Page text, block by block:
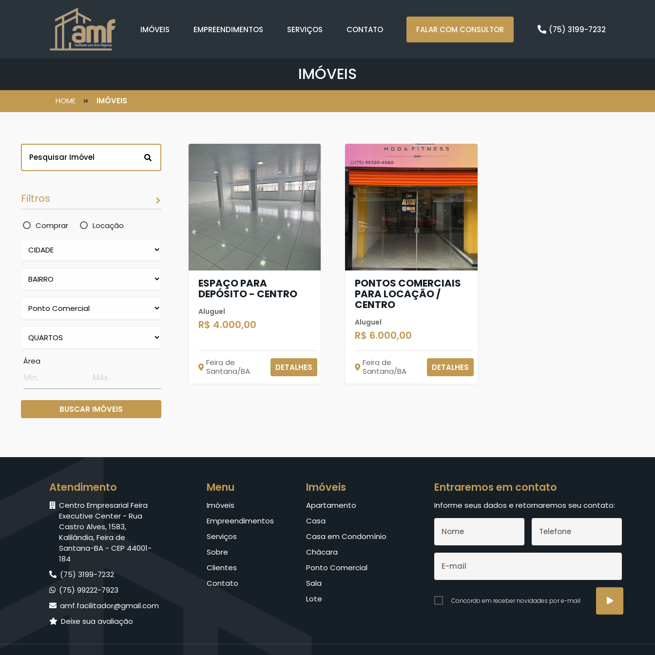
IMÓVEIS EMPREENDIMENTOS SERVIÇOS CONTATO FALAR COM CONSULTOR (75) 3199-7232
IMÓVEIS
HOME IMÓVEIS
Filtros
Comprar Locação
Área
BUSCAR IMÓVEIS
ESPAÇO PARA
DEPÓSITO - CENTRO
Aluguel
R$ 4.000,00
Feira de
Santana/BA
DETALHES
PONTOS COMERCIAIS
PARA LOCAÇÃO /
CENTRO
Aluguel
R$ 6.000,00
Feira de
Santana/BA
DETALHES
Atendimento
Centro Empresarial Feira
Executive Center - Rua
Castro Alves, 1583,
Kalilândia, Feira de
Santana-BA - CEP 44001-
184
(75) 3199-7232
(75) 99222-7923
amf.facilitador@gmail.com
Deixe sua avaliação
Menu
Imóveis
Empreendimentos
Serviços
Sobre
Clientes
Contato
Imóveis
Apartamento
Casa
Casa em Condomínio
Chácara
Ponto Comercial
Sala
Lote
Entraremos em contato
Informe seus dados e retornaremos seu contato:
Concordo em receber novidades por e-mail